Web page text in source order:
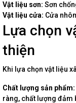
Vật liệu sơn: Sơn
Vật liệu cửa: Cửa
Lựa chọn
thiện
Khi lựa chọn vật liệu
Chất lượng sản phẩm:
ràng, chất lượng đảm